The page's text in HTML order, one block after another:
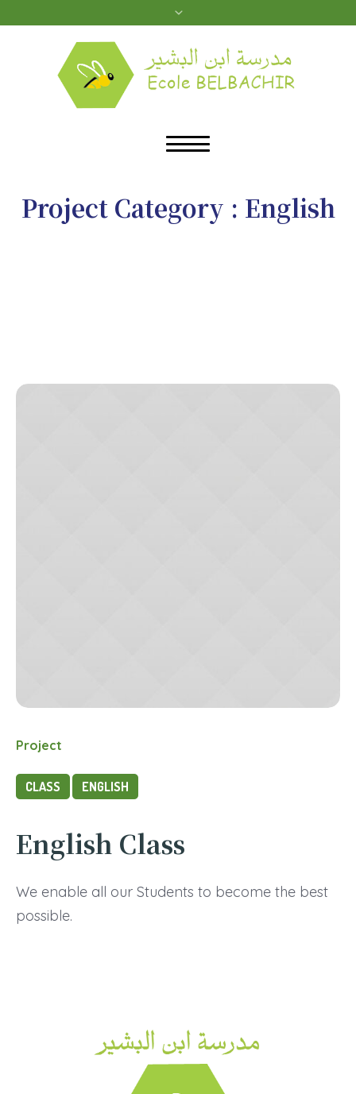
Project Category : English
Project
CLASS ENGLISH
English Class
We enable all our Students to become the best
possible.